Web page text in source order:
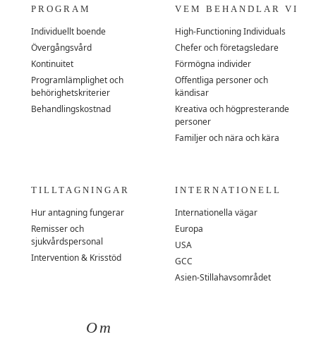
PROGRAM
Individuellt boende
Övergångsvård
Kontinuitet
Programlämplighet och
behörighetskriterier
Behandlingskostnad
VEM BEHANDLAR VI
High-Functioning Individuals
Chefer och företagsledare
Förmögna individer
Offentliga personer och
kändisar
Kreativa och högpresterande
personer
Familjer och nära och kära
TILLTAGNINGAR
Hur antagning fungerar
Remisser och
sjukvårdspersonal
Intervention & Krisstöd
INTERNATIONELL
Internationella vägar
Europa
USA
GCC
Asien-Stillahavsområdet
Om